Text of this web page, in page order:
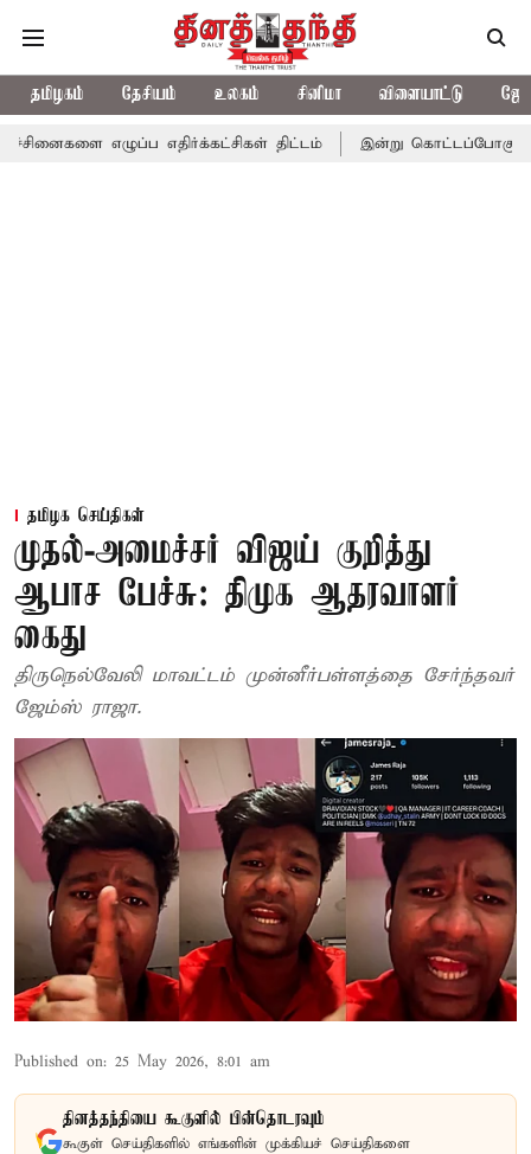
தமிழகம் தேசியம் உலகம் சினிமா விளையாட்டு
எதிர்க்கட்சிகள் திட்டம் இன்று கொட்டப்போகும் கனமழை..
தமிழக செய்திகள்
முதல்-அமைச்சர் விஜய் குறித்து
ஆபாச பேச்சு: திமுக ஆதரவாளர்
கைது
திருநெல்வேலி மாவட்டம் முன்னீர்பள்ளத்தை சேர்ந்தவர்
ஜேம்ஸ் ராஜா.
Published on: 25 May 2026, 8:01 am
தினத்தந்தியை கூகுளில் பின்தொடரவும்
கூகுள் செய்திகளில் எங்களின் முக்கியச் செய்திகளை